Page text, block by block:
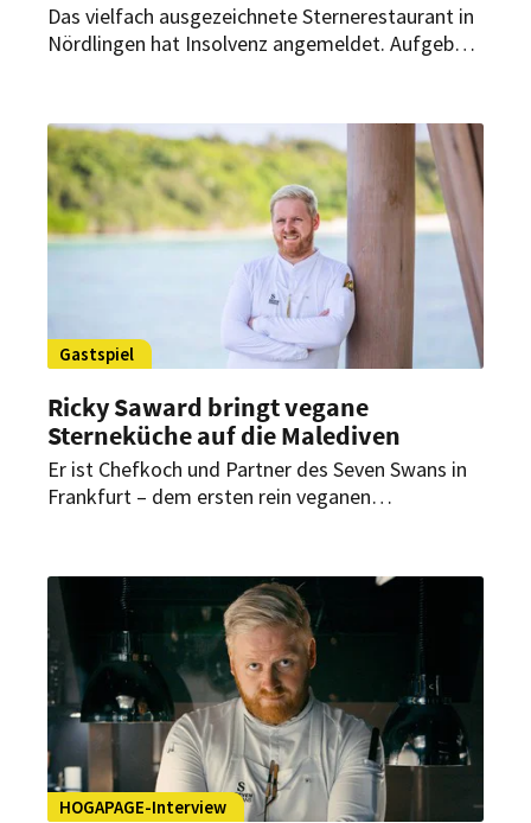
Das vielfach ausgezeichnete Sternerestaurant in
Nördlingen hat Insolvenz angemeldet. Aufgeben
Gastspiel
Ricky Saward bringt vegane
Sterneküche auf die Malediven
Er ist Chefkoch und Partner des Seven Swans in
Frankfurt – dem ersten rein veganen
gemacht. Im Dezember zieht es den Spitzenkoch
nun auf die Malediven.
HOGAPAGE-Interview